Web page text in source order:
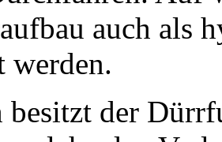
auch als
werden.
besitzt der